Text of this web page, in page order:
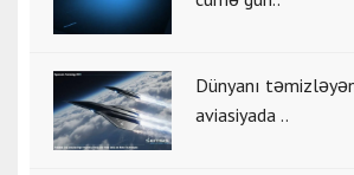
Dünyanı
aviasiyada ..